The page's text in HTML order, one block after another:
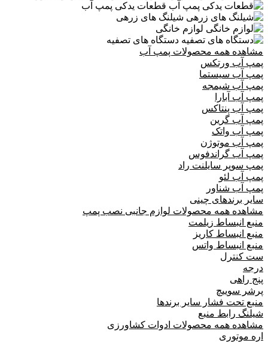
قطعات یدکی پمپ آب
شیلنگ های زرهی
لوازم خانگی
دستگاه های تصفیه
مشاهده همه محصولات پمپ آب
پمپ آب ورتکس
پمپ آب سیستما
پمپ آب شیمجه
پمپ آب آبارا
پمپ آب پنتاکس
پمپ آب گرین
پمپ آب واتک
پمپ آب موتوژن
پمپ آب گراندفوس
پمپ سوپر سایلنت راد
پمپ آب لئو
پمپ آب شناور
سایر برندهای چینی
مشاهده همه محصولات لوازم جانبی نصب پمپ
منبع انبساط زیلمت
منبع انبساط کاریز
منبع انبساط واتس
ست کنترل
درجه
پنج راهی
پرشر سوییچ
منبع تحت فشار سایر برندها
شیلنگ رابط منبع
مشاهده همه محصولات ادوات کشاورزی
اره موتوری